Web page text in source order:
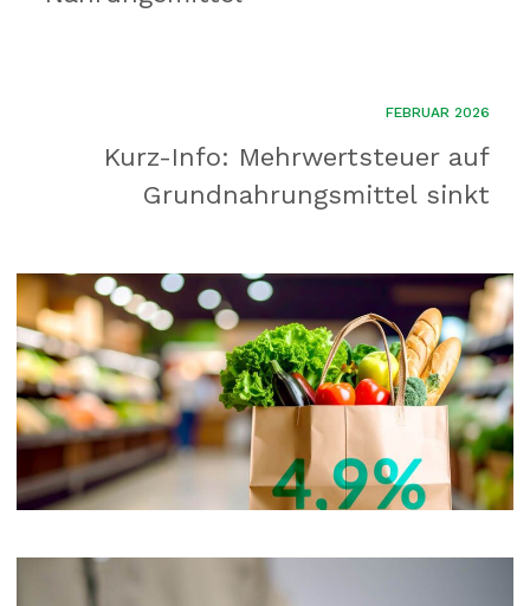
FEBRUAR 2026
Kurz-Info: Mehrwertsteuer auf
Grundnahrungsmittel sinkt